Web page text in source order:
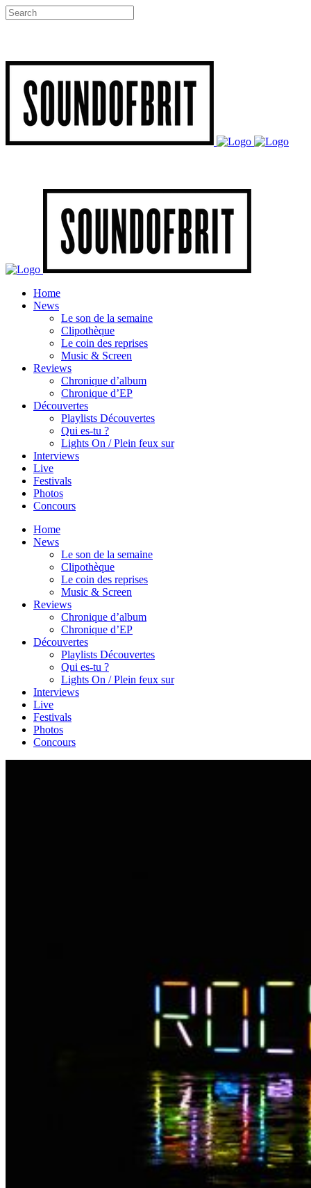
Home
News
Le son de la semaine
Clipothèque
Le coin des reprises
Music & Screen
Reviews
Chronique d’album
Chronique d’EP
Découvertes
Playlists Découvertes
Qui es-tu ?
Lights On / Plein feux sur
Interviews
Live
Festivals
Photos
Concours
Home
News
Le son de la semaine
Clipothèque
Le coin des reprises
Music & Screen
Reviews
Chronique d’album
Chronique d’EP
Découvertes
Playlists Découvertes
Qui es-tu ?
Lights On / Plein feux sur
Interviews
Live
Festivals
Photos
Concours